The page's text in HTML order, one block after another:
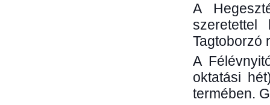
A
Tagtoborzó
A
oktatási
termében.